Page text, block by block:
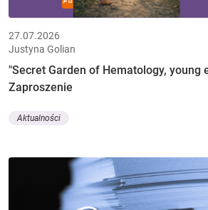
27.07.2026
Justyna Golian
"Secret Garden of Hematology, young
Zaproszenie
Aktualności